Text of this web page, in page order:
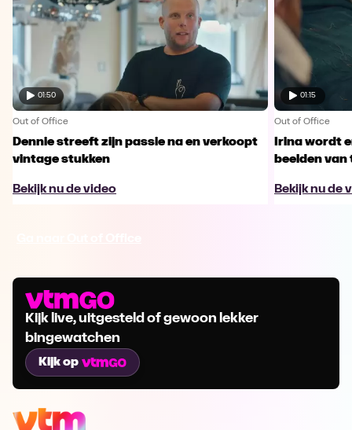
01:50
Out of Office
Dennie streeft zijn passie na en verkoopt
vintage stukken
Bekijk nu de video
01:15
Out of Office
Irina wordt
beelden
Bekijk nu de
Kijk live, uitgesteld of gewoon lekker
bingewatchen
Kijk op